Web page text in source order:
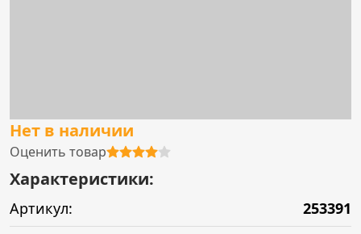
Нет в наличии
Оценить товар
Характеристики:
Артикул:
253391